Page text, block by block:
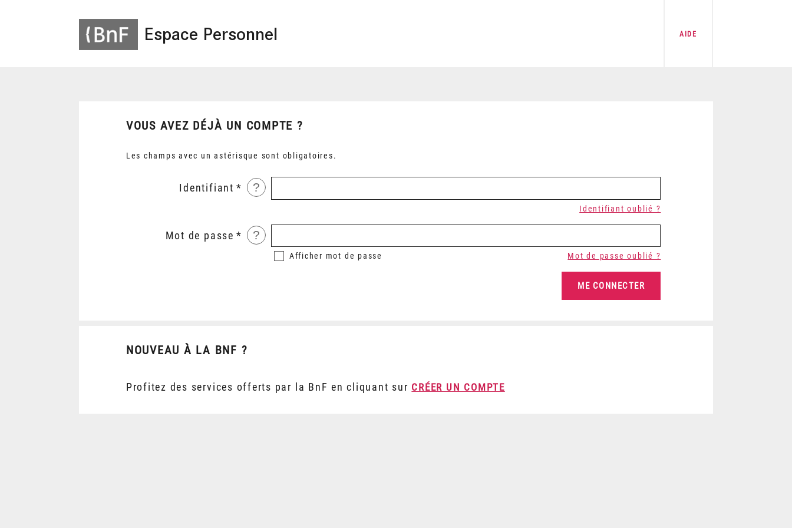
Espace Personnel AIDE
VOUS AVEZ DÉJÀ UN COMPTE ?
Les champs avec un astérisque sont obligatoires.
Identifiant ?
Identifiant oublié ?
Mot de passe ?
Afficher mot de passe Mot de passe oublié ?
NOUVEAU À LA BNF ?
Profitez des services offerts par la BnF en cliquant sur CRÉER UN COMPTE